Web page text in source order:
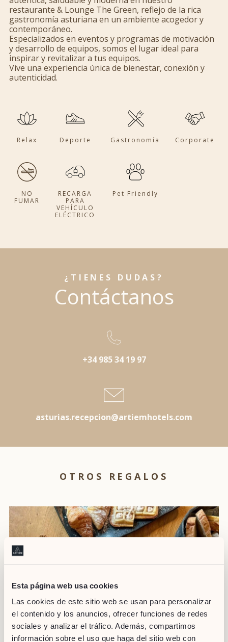
Esta página web usa cookies
Las cookies de este sitio web se usan para personalizar
el contenido y los anuncios, ofrecer funciones de redes
sociales y analizar el tráfico. Además, compartimos
información sobre el uso que haga del sitio web con
restaurante & Lounge The Green, reflejo de la rica
gastronomía asturiana en un ambiente acogedor y
contemporáneo.
Especializados en eventos y programas de motivación
y desarrollo de equipos, somos el lugar ideal para
inspirar y revitalizar a tus equipos.
Vive una experiencia única de bienestar, conexión y
autenticidad.
Relax Deporte Gastronomía Corporate
NO
FUMAR
RECARGA
PARA
VEHÍCULO
ELÉCTRICO
Pet Friendly
¿TIENES DUDAS?
Contáctanos
+34 985 34 19 97
asturias.recepcion@artiemhotels.com
OTROS REGALOS